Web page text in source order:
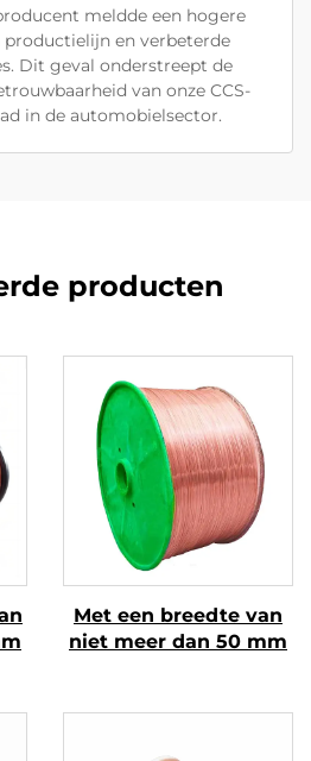
meldde een hogere
en verbeterde
Dit geval onderstreept de
van onze CCS-
in de automobielsector.
producten
Met een breedte van
niet meer dan 50 mm